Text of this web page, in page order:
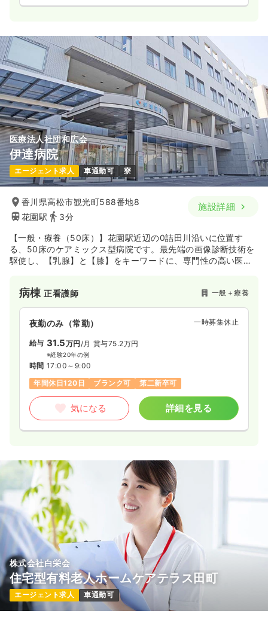
医療法人社団和広会
伊達病院
エージェント求人 車通勤可 寮
香川県高松市観光町588番地8
花園駅
3分
施設詳細
【一般・療養（50床）】花園駅近辺の0詰田川沿いに位置す
る、50床のケアミックス型病院です。最先端の画像診断技術を
駆使し、【乳腺】と【膝】をキーワードに、専門性の高い医療
も高い評価を受けています。
病棟正看護師 一般＋療養
夜勤のみ（常勤） 一時募集休止
給与 31.5万円/月 賞与75.2万円
※経験20年の例
時間 17:00～9:00
年間休日120日
ブランク可 第二新卒可
気になる 詳細を見る
株式会社白栄会
住宅型有料老人ホームケアテラス田町
エージェント求人 車通勤可